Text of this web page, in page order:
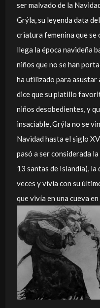
ser malvado de la
Grýla, su leyenda data
criatura femenina que se
llega la época navideña
niños que no se han
ha utilizado para asustar
dice que su platillo
niños desobedientes, y
insaciable, Grýla no se
Navidad hasta el siglo
pasó a ser considerada
13 santas de Islandia), la
veces y vivía con su
que vivía en una cueva